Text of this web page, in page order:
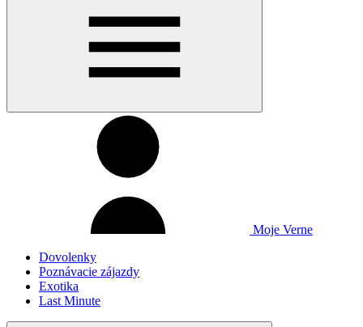
Moje Verne
Dovolenky
Poznávacie zájazdy
Exotika
Last Minute